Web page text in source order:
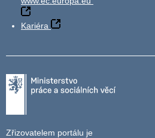
Kariéra
Zřizovatelem portálu je